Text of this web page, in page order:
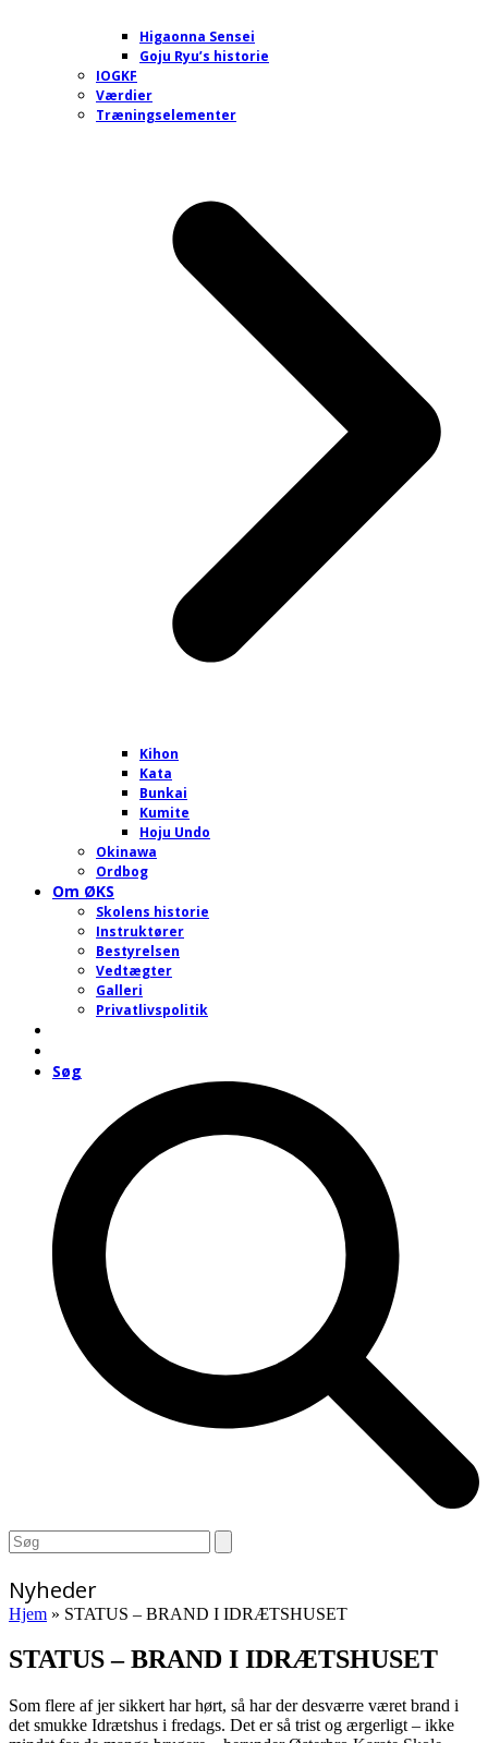
Higaonna Sensei
Goju Ryu’s historie
IOGKF
Værdier
Træningselementer
Kihon
Kata
Bunkai
Kumite
Hoju Undo
Okinawa
Ordbog
Om ØKS
Skolens historie
Instruktører
Bestyrelsen
Vedtægter
Galleri
Privatlivspolitik
Søg
Open
mobile
menu
Close
mobile
menu
Search
Nyheder
Hjem » STATUS – BRAND I IDRÆTSHUSET
STATUS – BRAND I IDRÆTSHUSET
Som flere af jer sikkert har hørt, så har der desværre været brand i
det smukke Idrætshus i fredags. Det er så trist og ærgerligt – ikke